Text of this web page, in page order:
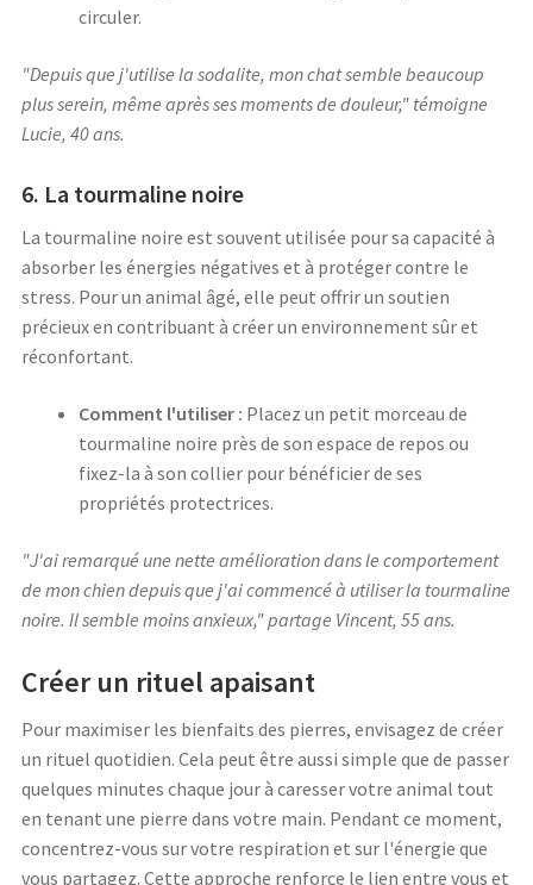
circuler.
"Depuis que j'utilise la sodalite, mon chat semble beaucoup
plus serein, même après ses moments de douleur," témoigne
Lucie, 40 ans.
6. La tourmaline noire
La tourmaline noire est souvent utilisée pour sa capacité à
absorber les énergies négatives et à protéger contre le
stress. Pour un animal âgé, elle peut offrir un soutien
précieux en contribuant à créer un environnement sûr et
réconfortant.
Comment l'utiliser : Placez un petit morceau de
tourmaline noire près de son espace de repos ou
fixez-la à son collier pour bénéficier de ses
propriétés protectrices.
"J'ai remarqué une nette amélioration dans le comportement
de mon chien depuis que j'ai commencé à utiliser la tourmaline
noire. Il semble moins anxieux," partage Vincent, 55 ans.
Créer un rituel apaisant
Pour maximiser les bienfaits des pierres, envisagez de créer
un rituel quotidien. Cela peut être aussi simple que de passer
quelques minutes chaque jour à caresser votre animal tout
en tenant une pierre dans votre main. Pendant ce moment,
concentrez-vous sur votre respiration et sur l'énergie que
vous partagez. Cette approche renforce le lien entre vous et